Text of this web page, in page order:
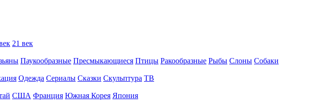
21 век
Паукообразные Пресмыкающиеся Птицы Ракообразные Рыбы Слоны Собаки
Одежда Сериалы Сказки Скульптура ТВ
США Франция Южная Корея Япония